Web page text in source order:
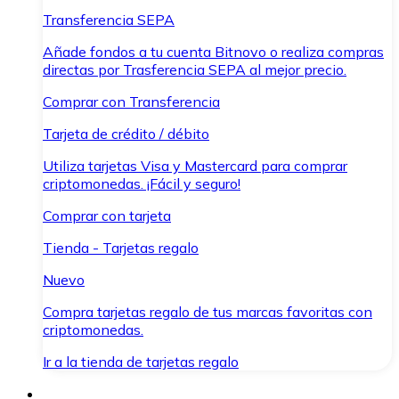
Transferencia SEPA
Añade fondos a tu cuenta Bitnovo o realiza compras
directas por Trasferencia SEPA al mejor precio.
Comprar con Transferencia
Tarjeta de crédito / débito
Utiliza tarjetas Visa y Mastercard para comprar
criptomonedas. ¡Fácil y seguro!
Comprar con tarjeta
Tienda - Tarjetas regalo
Nuevo
Compra tarjetas regalo de tus marcas favoritas con
criptomonedas.
Ir a la tienda de tarjetas regalo